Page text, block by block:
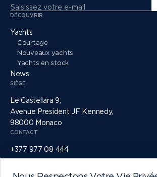
DÉCOUVRIR
Yachts
Courtage
Nouveaux yachts
Yachts en stock
News
SIÈGE
Le Castellara 9,
Avenue President JF Kennedy,
98000 Monaco
CONTACT
+377 977 08 444
info@princessyachtsmonaco.com